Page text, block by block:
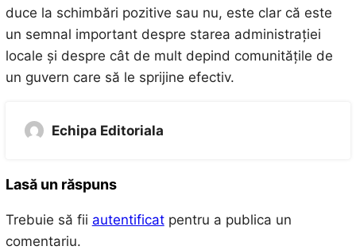
duce la schimbări pozitive sau nu, este clar că este
un semnal important despre starea administrației
locale și despre cât de mult depind comunitățile de
un guvern care să le sprijine efectiv.
Echipa Editoriala
Lasă un răspuns
Trebuie să fii autentificatpentru a publica un
comentariu.